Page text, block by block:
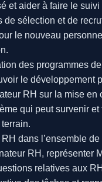
et aider à faire le
sélection et de
le nouveau
des programmes
le développement
RH sur la mise
qui peut survenir
dans l’ensemble
RH, représenter
relatives aux